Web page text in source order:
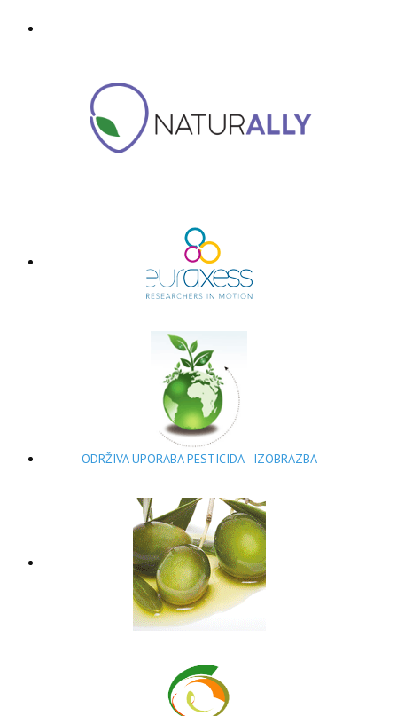
ODRŽIVA UPORABA PESTICIDA - IZOBRAZBA